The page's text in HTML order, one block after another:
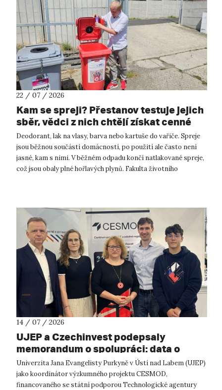
22 / 07 / 2026
Kam se spreji? Přestanov testuje jejich
sběr, vědci z nich chtějí získat cenné
kovy
Deodorant, lak na vlasy, barva nebo kartuše do vařiče. Spreje
jsou běžnou součástí domácností, po použití ale často není
jasné, kam s nimi. V běžném odpadu končí natlakované spreje,
což jsou obaly plné hořlavých plynů. Fakulta životního
14 / 07 / 2026
UJEP a Czechinvest podepsaly
memorandum o spolupráci: data o
podnikatelském prostředí posílí
výzkum CESMOD
Univerzita Jana Evangelisty Purkyně v Ústí nad Labem (UJEP)
jako koordinátor výzkumného projektu CESMOD,
financovaného se státní podporou Technologické agentury